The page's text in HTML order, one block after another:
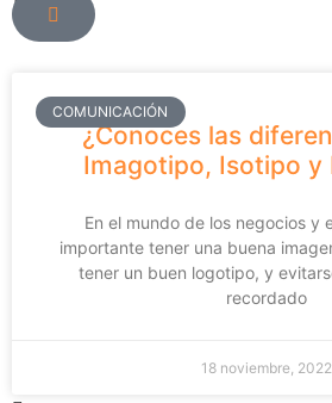
COMUNICACIÓN
¿Conoces las
Imagotipo, Isotipo y
En el mundo de los negocios y
importante tener una buena
tener un buen logotipo, y
recordado
18 noviembre, 2022